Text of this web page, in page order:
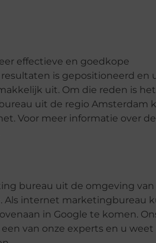
effectieve en goedkope
is gepositioneerd en
uit. Om die reden is
uit de regio Amsterdam
Voor meer informatie over
bureau uit de omgeving van
Als internet marketingbureau
in Google te komen.
van onze experts en u weet